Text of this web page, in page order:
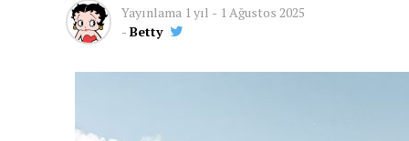
Yayınlama 1 yıl - 1 Ağustos 2025
- Betty